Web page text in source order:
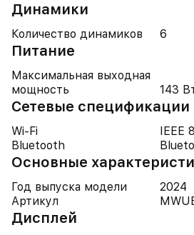
Динамики
Количество динамиков 6
Питание
Максимальная выходная
мощность
143
Cетевые спецификации
Wi-Fi
IEEE
Bluetooth
Основные
Год выпуска модели
2024
Артикул
Дисплей